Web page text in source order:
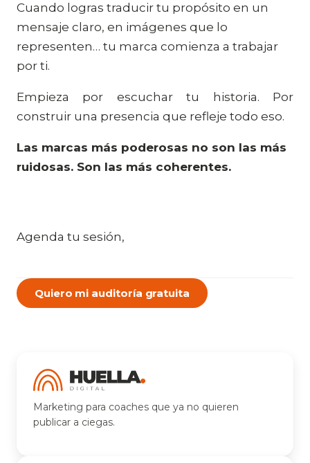
Cuando logras traducir tu propósito en un
mensaje claro, en imágenes que lo
representen… tu marca comienza a trabajar
por ti.
Empieza por escuchar tu historia. Por
construir una presencia que refleje todo eso.
Las marcas más poderosas no son las más
ruidosas. Son las más coherentes.
Agenda tu sesión,
Quiero mi auditoría gratuita
Marketing para coaches que ya no quieren
publicar a ciegas.